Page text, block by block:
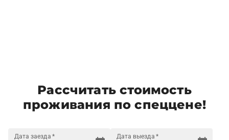
Рассчитать стоимость
проживания по спеццене!
Дата заезда * Дата выезда *